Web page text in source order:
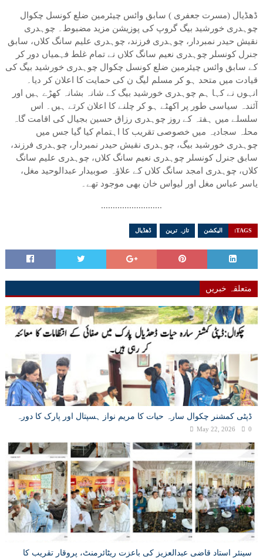
ڈھڈیال (مسرت جعفری ) سابق وائس چیئرمین ضلع کونسل چکوال
چوہدری خورشید بیگ گروپ کی پوزیشن مزید مضبوط۔ چوہدری
نقیش حیدر نمبردار، چوہدری فرزند، چوہدری علیم سانگ کلاں، سابق
جنرل کونسلر چوہدری نعیم سانگ کلاں نے تمام غلط فہمیاں دور کر
کے سابق وائس چیئرمین ضلع کونسل چکوال چوہدری خورشید بیگ کی
قیادت میں متحد ہو کر مسلم لیگ ن کی حمایت کا اعلان کر دیا۔
انہوں نے کہا ہم چوہدری خورشید بیگ کے شانہ بشانہ کھڑے ہیں اور
آئندہ سیاسی طور پر اکھٹے ہو کر چلنے کا اعلان کرتے ہیں۔ اس
سلسلے میں ہفتہ کے روز چوہدری رزاق حسین بجیال کی اقامت گاہ
محلہ سجادیہ میں خصوصی تقریب کا اہتمام کیا گیا جس میں
چوہدری خورشید بیگ، چوہدری نقیش حیدر نمبردار، چوہدری فرزند،
سابق جنرل کونسلر چوہدری نعیم سانگ کلاں، چوہدری علیم سانگ
کلاں، چوہدری امجد سانگ کلاں کے علاؤہ صوبیدار عبدالوحید مغل،
یاسر عباس مغل اور لیواس خان بھی موجود تھے۔
..........................
TAGS: الیکشن تازہ ترین ڈھڈیال
متعلقہ خبریں
ڈپٹی کمشنر چکوال سارہ حیات کا مریم نواز ہسپتال اور پارک کا دورہ
May 22, 2026 0
سینئر استاد قاضی عبدالعزیز کی باعزت ریٹائرمنٹ، پروقار تقریب کا